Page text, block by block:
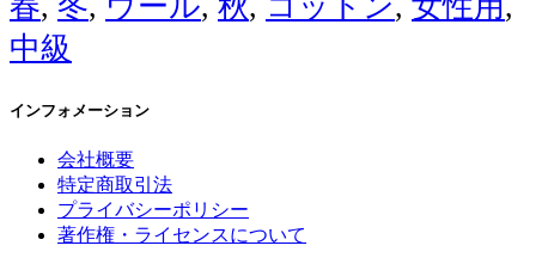
中級
インフォメーション
会社概要
特定商取引法
プライバシーポリシー
著作権・ライセンスについて